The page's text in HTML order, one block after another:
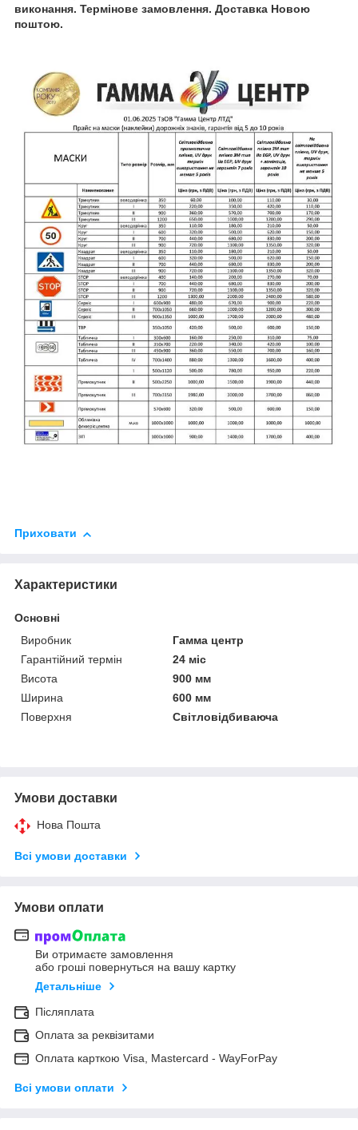
виконання. Термінове замовлення. Доставка Новою
поштою.
Приховати
Характеристики
Основні
Виробник
Гамма центр
Гарантійний термін
24 міс
Висота
900 мм
Ширина
600 мм
Поверхня
Світловідбиваюча
Умови доставки
Нова Пошта
Всі умови доставки
Умови оплати
Ви отримаєте замовлення
або гроші повернуться на вашу картку
Детальніше
Післяплата
Оплата за реквізитами
Оплата карткою Visa, Mastercard - WayForPay
Всі умови оплати